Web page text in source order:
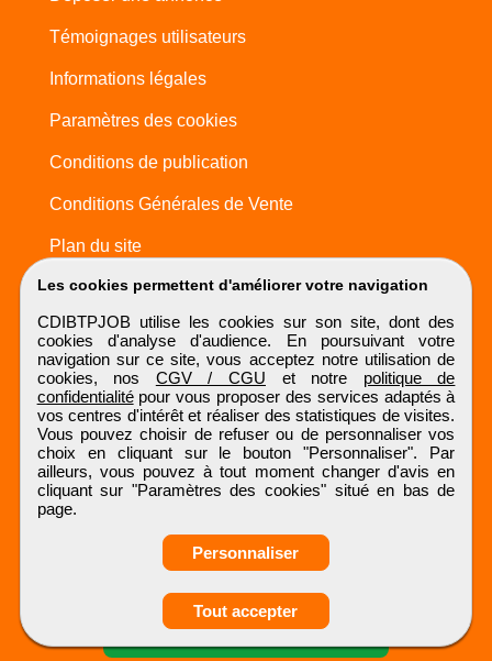
Obtenir ses
coordonnées
Les cookies permettent d'améliorer votre navigation
CDIBTPJOB utilise les cookies sur son site, dont des
cookies d'analyse d'audience. En poursuivant votre
navigation sur ce site, vous acceptez notre utilisation de
cookies, nos CGV / CGU et notre politique de
confidentialitépour vous proposer des services adaptés à
vos centres d'intérêt et réaliser des statistiques de visites.
Vous pouvez choisir de refuser ou de personnaliser vos
choix en cliquant sur le bouton "Personnaliser". Par
ailleurs, vous pouvez à tout moment changer d'avis en
cliquant sur "Paramètres des cookies" situé en bas de
page.
Personnaliser
Tout accepter
Témoignages utilisateurs
Informations légales
Paramètres des cookies
Conditions de publication
Conditions Générales de Vente
Plan du site
CDIBTPJOB
Tous droits réservés © 1999 - 2026